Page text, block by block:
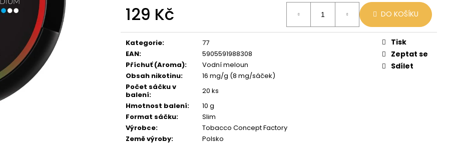
129 Kč
cena:
DO KOŠÍKU
Kategorie:
77
EAN:
5905591988308
Příchuť (Aroma):
Vodní meloun
Obsah nikotinu:
16 mg/g (8 mg/sáček)
Počet sáčku v
balení:
20 ks
Hmotnost balení:
10 g
Format sáčku:
Slim
Výrobce:
Tobacco Concept Factory
Země výroby: Polsko
Tisk
Zeptat se
Sdílet
LIO POD SUMMER MIX
59 Kč
Původně: 99 Kč
79 Kč